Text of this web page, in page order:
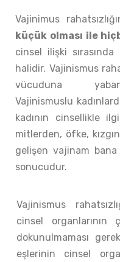
Vajinimus
küçük olması ile
cinsel ilişki
halidir. Vajinismus
vücuduna
Vajinismuslu
kadının cinsellikle
mitlerden, öfke,
gelişen vajinam
sonucudur.
Vajinismus
cinsel organlarının
dokunulmaması
eşlerinin cinsel